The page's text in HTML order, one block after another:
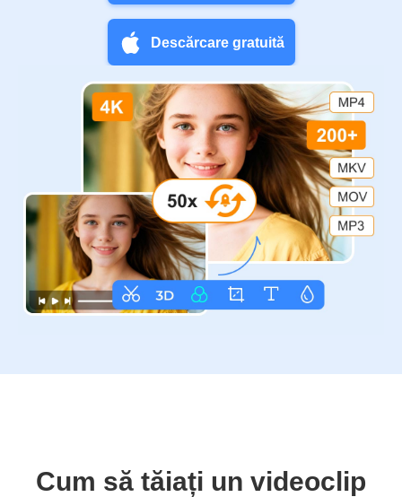
Descărcare gratuită
Cum să tăiați un videoclip